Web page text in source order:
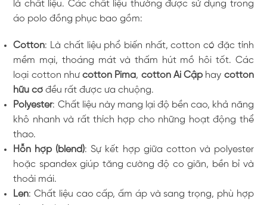
là chất liệu. Các chất liệu thường được sử dụng trong
áo polo đồng phục bao gồm:
Cotton: Là chất liệu phổ biến nhất, cotton có đặc tính
mềm mại, thoáng mát và thấm hút mồ hôi tốt. Các
loại cotton nhưcotton Pima, cotton Ai Cậphay cotton
hữu cơ đều rất được ưa chuộng.
Polyester: Chất liệu này mang lại độ bền cao, khả năng
khô nhanh và rất thích hợp cho những hoạt động thể
thao.
Hỗn hợp (blend): Sự kết hợp giữa cotton và polyester
hoặc spandex giúp tăng cường độ co giãn, bền bỉ và
thoải mái.
Len: Chất liệu cao cấp, ấm áp và sang trọng, phù hợp